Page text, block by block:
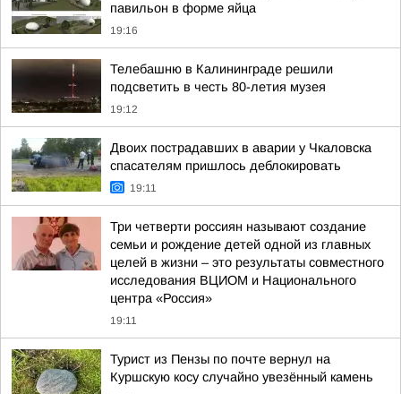
павильон в форме яйца
19:16
Телебашню в Калининграде решили
подсветить в честь 80-летия музея
19:12
Двоих пострадавших в аварии у Чкаловска
спасателям пришлось деблокировать
19:11
Три четверти россиян называют создание
семьи и рождение детей одной из главных
целей в жизни – это результаты совместного
исследования ВЦИОМ и Национального
центра «Россия»
19:11
Турист из Пензы по почте вернул на
Куршскую косу случайно увезённый камень